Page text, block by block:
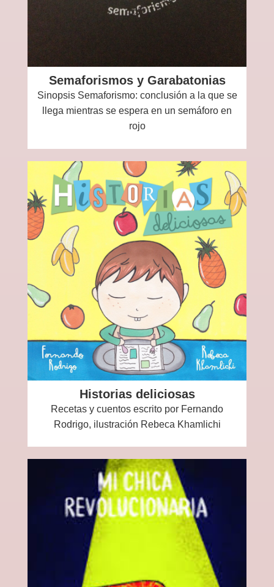
Semaforismos y Garabatonias
Sinopsis Semaforismo: conclusión a la que se
llega mientras se espera en un semáforo en
rojo
Historias deliciosas
Recetas y cuentos escrito por Fernando
Rodrigo, ilustración Rebeca Khamlichi